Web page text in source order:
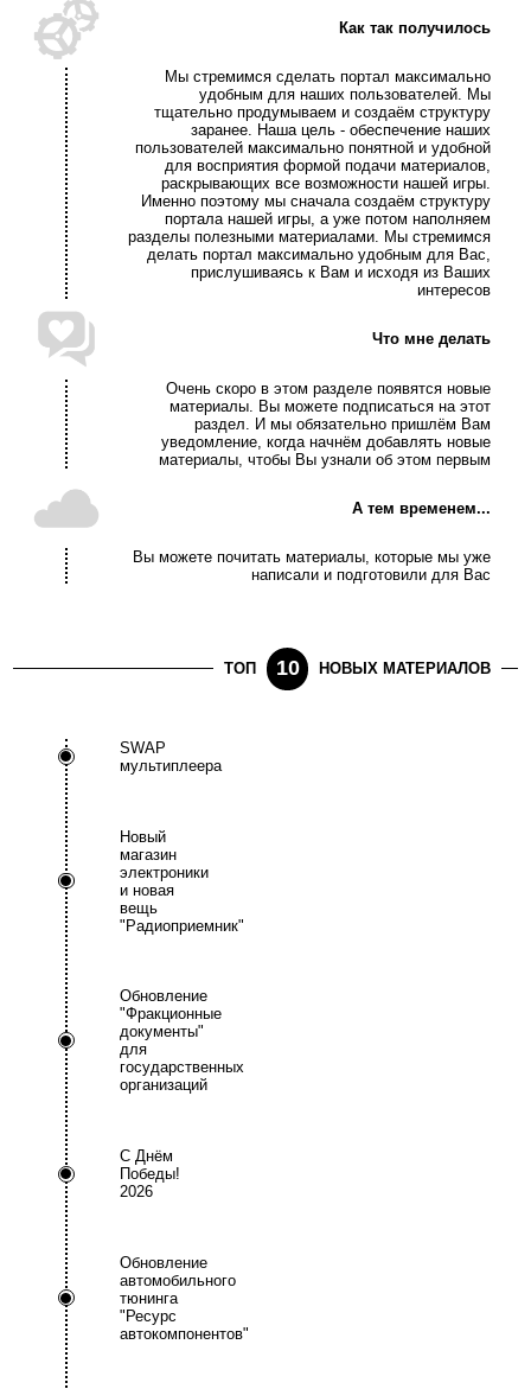
Как так получилось
Мы стремимся сделать портал максимально
удобным для наших пользователей. Мы
тщательно продумываем и создаём структуру
заранее. Наша цель - обеспечение наших
пользователей максимально понятной и удобной
для восприятия формой подачи материалов,
раскрывающих все возможности нашей игры.
Именно поэтому мы сначала создаём структуру
портала нашей игры, а уже потом наполняем
разделы полезными материалами. Мы стремимся
делать портал максимально удобным для Вас,
прислушиваясь к Вам и исходя из Ваших
интересов
Что мне делать
Очень скоро в этом разделе появятся новые
материалы. Вы можете подписаться на этот
раздел. И мы обязательно пришлём Вам
уведомление, когда начнём добавлять новые
материалы, чтобы Вы узнали об этом первым
А тем временем...
Вы можете почитать материалы, которые мы уже
написали и подготовили для Вас
ТОП 10 НОВЫХ МАТЕРИАЛОВ
SWAP
мультиплеера
Новый
магазин
электроники
и новая
вещь
"Радиоприемник"
Обновление
"Фракционные
документы"
для
государственных
организаций
С Днём
Победы!
2026
Обновление
автомобильного
тюнинга
"Ресурс
автокомпонентов"